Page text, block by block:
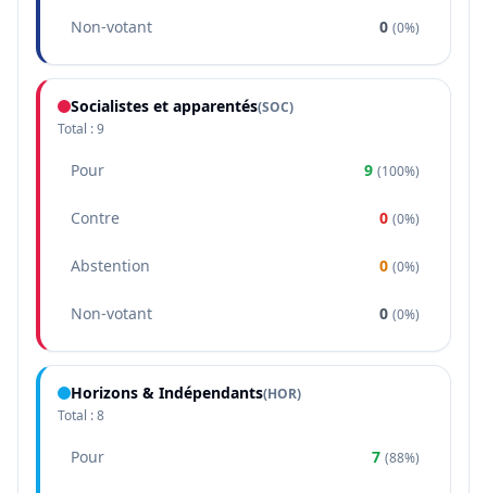
Non-votant 0 (0%)
Socialistes et apparentés(SOC)
Total :9
Pour 9 (100%)
Contre 0 (0%)
Abstention 0 (0%)
Non-votant 0 (0%)
Horizons & Indépendants(HOR)
Total :8
Pour 7 (88%)